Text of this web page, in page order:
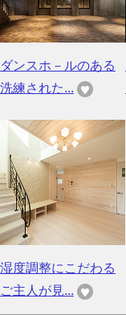
ダンスホ－ルのある
洗練された...
湿度調整にこだわる
ご主人が見...